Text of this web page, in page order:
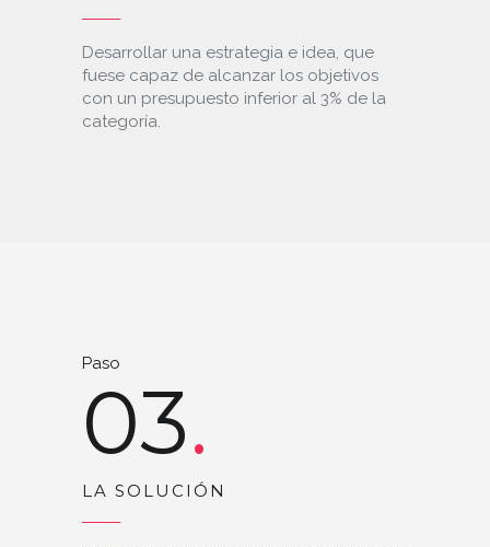
Desarrollar una estrategia e idea, que
fuese capaz de alcanzar los objetivos
con un presupuesto inferior al 3% de la
categoría.
Paso
03
LA SOLUCIÓN